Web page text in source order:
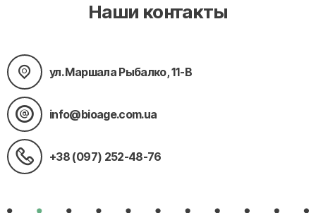
Наши контакты
ул. Маршала Рыбалко, 11-В
info@bioage.com.ua
+38 (097) 252-48-76